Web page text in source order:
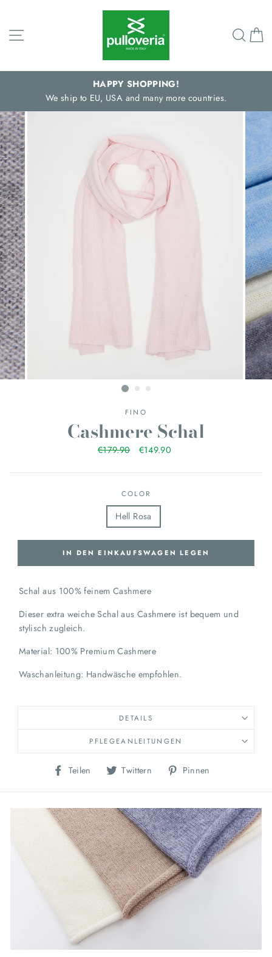
Inhalt
HAPPY SHOPPING!
We ship to EU, USA and many more countries.
FINO
Cashmere Schal
Normaler
€179.90 Sonderpreis
€149.90
COLOR
Hell Rosa
IN DEN EINKAUFSWAGEN LEGEN
Schal aus 100% feinem Cashmere
Dieser extra weiche Schal aus Cashmere ist bequem und
stylisch zugleich.
Material: 100% Premium Cashmere
Waschanleitung: Handwäsche empfohlen.
DETAILS
PFLEGEANLEITUNGEN
Teilen
Auf
teilen
Twittern
Auf
Twitter
twittern
Pinnen
pinnen